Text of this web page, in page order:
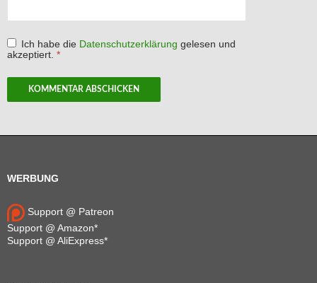
Ich habe die Datenschutzerklärung gelesen und
akzeptiert. *
WERBUNG
Support @ Patreon
Support @ Amazon*
Support @ AliExpress*